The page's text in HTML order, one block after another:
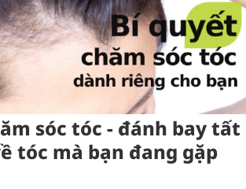
sóc tóc - đánh bay tất
tóc mà bạn đang gặp